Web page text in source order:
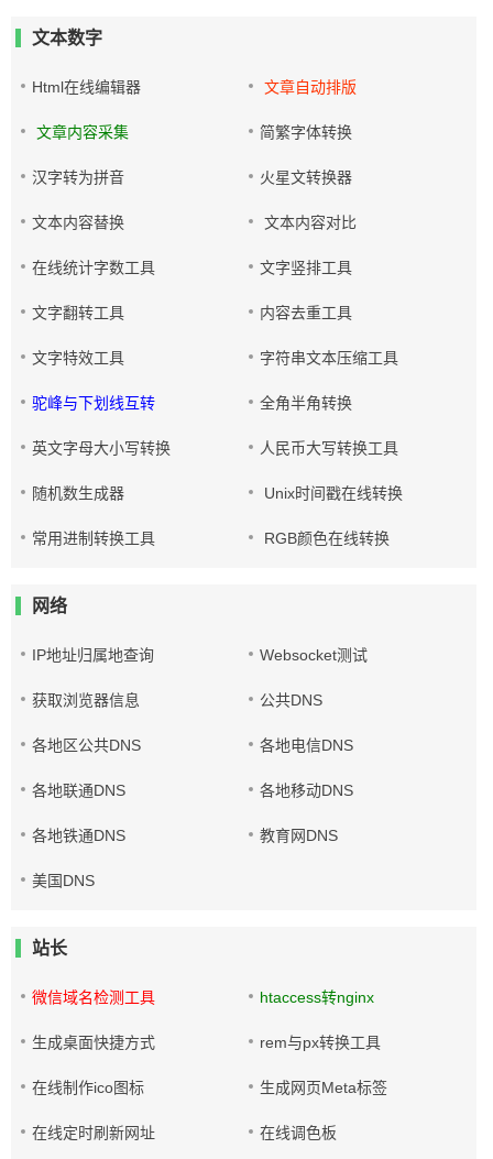
文本数字
Html在线编辑器 文章自动排版
文章内容采集 简繁字体转换
汉字转为拼音 火星文转换器
文本内容替换 文本内容对比
在线统计字数工具 文字竖排工具
文字翻转工具 内容去重工具
文字特效工具 字符串文本压缩工具
驼峰与下划线互转 全角半角转换
英文字母大小写转换 人民币大写转换工具
随机数生成器 Unix时间戳在线转换
常用进制转换工具 RGB颜色在线转换
网络
IP地址归属地查询 Websocket测试
获取浏览器信息 公共DNS
各地区公共DNS 各地电信DNS
各地联通DNS 各地移动DNS
各地铁通DNS 教育网DNS
美国DNS
站长
微信域名检测工具 htaccess转nginx
生成桌面快捷方式 rem与px转换工具
在线制作ico图标 生成网页Meta标签
在线定时刷新网址 在线调色板